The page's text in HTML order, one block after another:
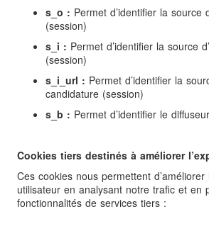
s_o : Permet d’identifier la source
(session)
s_i : Permet d’identifier la source
(session)
s_i_url : Permet d’identifier la
candidature (session)
s_b : Permet d’identifier le
Cookies tiers destinés à améliorer
Ces cookies nous permettent d’améliorer
utilisateur en analysant notre trafic et en
fonctionnalités de services tiers :